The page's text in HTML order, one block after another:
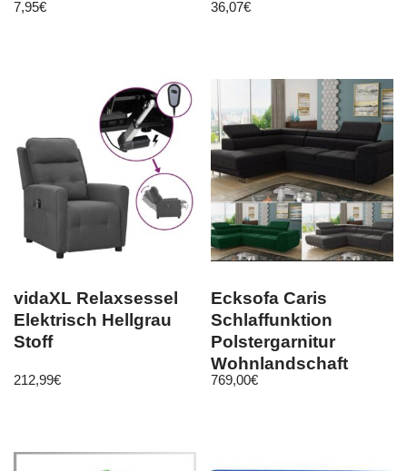
Zahlenschloss
7,95€ 36,07€
vidaXL Relaxsessel
Elektrisch Hellgrau
Stoff
212,99€
Ecksofa Caris
Schlaffunktion
Polstergarnitur
Wohnlandschaft
einstellbare
769,00€